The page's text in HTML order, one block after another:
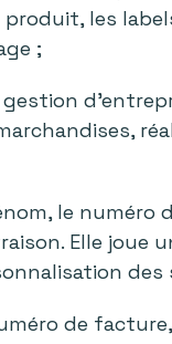
produit, les
;
le numéro
Elle joue
des
de